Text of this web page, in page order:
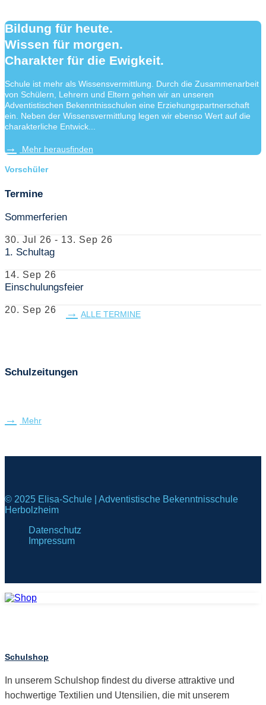
Bildung für heute.
Wissen für morgen.
Charakter für die Ewigkeit.
Schule ist mehr als Wissensvermittlung. Durch die Zusammenarbeit
von Schülern, Lehrern und Eltern gehen wir an unseren
Adventistischen Bekenntnisschulen eine Erziehungspartnerschaft
ein. Neben der Wissensvermittlung legen wir ebenso Wert auf die
charakterliche Entwick...
Mehr herausfinden
Vorschüler
Termine
Sommerferien
30. Jul 26 - 13. Sep 26
1. Schultag
14. Sep 26
Einschulungsfeier
20. Sep 26 ALLE TERMINE
Schulzeitungen
Mehr
© 2025 Elisa-Schule | Adventistische Bekenntnisschule
Herbolzheim
Datenschutz
Impressum
Schulshop
In unserem Schulshop findest du diverse attraktive und
hochwertige Textilien und Utensilien, die mit unserem